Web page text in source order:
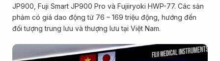
JP900, Fuji Smart JP900 Pro và Fujiiryoki HWP-77. Các sản
phảm có giá dao động từ 76 – 169 triệu động, hướng đến
đối tượng trung lưu và thượng lưu tại Việt Nam.